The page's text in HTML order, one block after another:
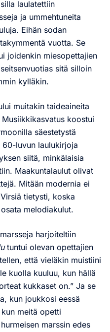
laulatettiin
ja ummehtuneita
Eihän sodan
vuotta. Se
joidenkin miesopettajien
sitä silloin
kylläkin.
muitakin taideaineita
koostui
säestetystä
60-luvun laulukirjoja
siitä, minkälaisia
Maakuntalaulut olivat
Mitään modernia ei
tietysti, koska
melodiakulut.
harjoiteltiin
tuntui olevan opettajien
että vieläkin muistiini
kuolla kuuluu, kun hällä
kukkaset on.” Ja se
kun joukkosi eessä
meitä opetti
marssin edes